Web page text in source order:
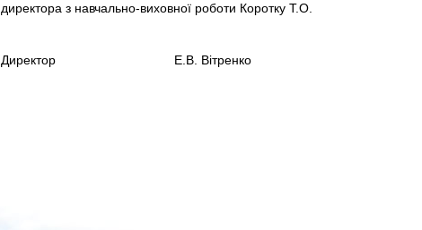
директора з навчально-виховної роботи Коротку Т.О.
Директор Е.В. Вітренко